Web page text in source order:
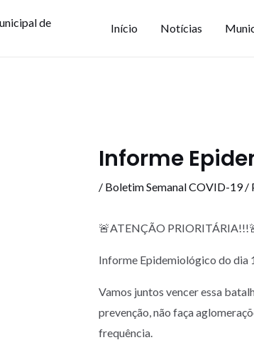
Início Notícias
Informe
/ Boletim Semanal COVID-19/
🚨ATENÇÃO
Informe Epidemiológico do dia
Vamos juntos vencer essa
prevenção, não faça
frequência.
Aberta